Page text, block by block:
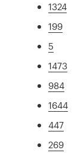
1324
199
5
1473
984
1644
447
269